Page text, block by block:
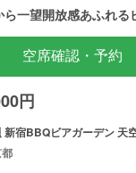
ら一望開放感あふれる
空席確認・予約
円
新宿BBQビアガーデン 天